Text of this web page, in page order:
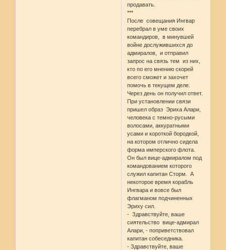
продавать.
***
После совещания Ингвар
перебрал в уме своих
командиров, в минувшей
войне дослужившихся до
адмиралов, и отправил
запрос на связь тем из них,
кто по его мнению скорей
всего сможет и захочет
помочь в текущем деле.
Через день он получил ответ.
При установлении связи
пришел образ Эриха Алари,
человека с темно-русыми
волосами, аккуратными
усами и короткой бородкой,
на котором отлично сидела
форма имперского флота.
Он был вице-адмиралом под
командованием которого
служил капитан Сторм. А
некоторое время корабль
Ингвара и вовсе был
флагманом подчиненных
Эриху сил.
- Здравствуйте, ваше
сиятельство вице-адмирал
Алари, - поприветствовал
капитан собеседника.
- Здравствуйте, ваше